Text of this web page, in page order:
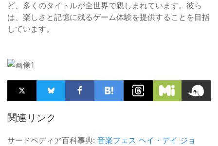
ど、多くのタイトルが全世界で親しまれています。彼ら
は、楽しさと記憶に残るゲーム体験を提供することを目指
しています。
関連リンク
サードペディア百科事典: 音楽フェス ヘイ・デイ ジョ